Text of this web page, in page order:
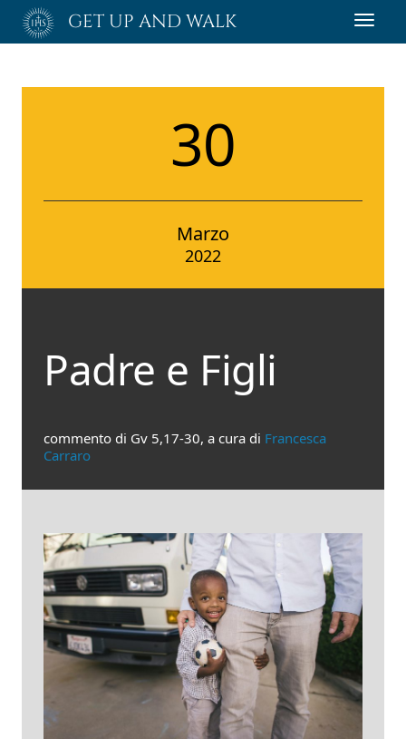
Passa
GET UP AND WALK
30
Marzo
2022
Padre e Figli
commento di Gv 5,17-30, a cura di Francesca
Carraro